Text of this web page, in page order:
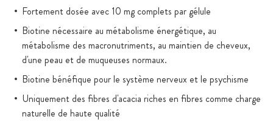
Fortement dosée avec 10 mg complets par gélule
Biotine nécessaire au métabolisme énergétique, au
métabolisme des macronutriments, au maintien de cheveux,
d'une peau et de muqueuses normaux.
Biotine bénéfique pour le système nerveux et le psychisme
Uniquement des fibres d'acacia riches en fibres comme charge
naturelle de haute qualité